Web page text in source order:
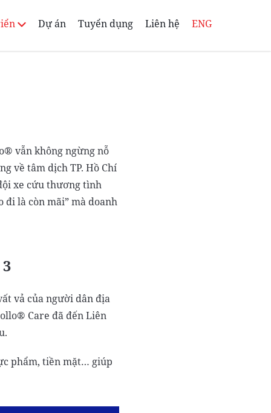
Dự án Tuyển dụng Liên hệ ENG
vẫn không ngừng nỗ
về tâm dịch TP. Hồ Chí
xe cứu thương tình
là còn mãi” mà doanh
vả của người dân địa
Care đã đến Liên
phẩm, tiền mặt… giúp